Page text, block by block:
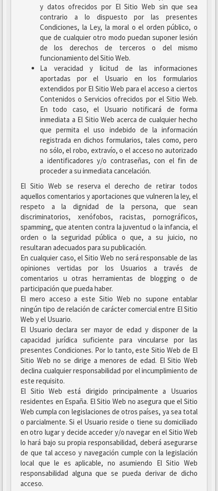
y datos ofrecidos por El Sitio Web sin que sea
contrario a lo dispuesto por las presentes
Condiciones, la Ley, la moral o el orden público, o
que de cualquier otro modo puedan suponer lesión
de los derechos de terceros o del mismo
funcionamiento del Sitio Web.
La veracidad y licitud de las informaciones
aportadas por el Usuario en los formularios
extendidos por El Sitio Web para el acceso a ciertos
Contenidos o Servicios ofrecidos por el Sitio Web.
En todo caso, el Usuario notificará de forma
inmediata a El Sitio Web acerca de cualquier hecho
que permita el uso indebido de la información
registrada en dichos formularios, tales como, pero
no sólo, el robo, extravío, o el acceso no autorizado
a identificadores y/o contraseñas, con el fin de
proceder a su inmediata cancelación.
El Sitio Web se reserva el derecho de retirar todos
aquellos comentarios y aportaciones que vulneren la ley, el
respeto a la dignidad de la persona, que sean
discriminatorios, xenófobos, racistas, pornográficos,
spamming, que atenten contra la juventud o la infancia, el
orden o la seguridad pública o que, a su juicio, no
resultaran adecuados para su publicación.
En cualquier caso, el Sitio Web no será responsable de las
opiniones vertidas por los Usuarios a través de
comentarios u otras herramientas de blogging o de
participación que pueda haber.
El mero acceso a este Sitio Web no supone entablar
ningún tipo de relación de carácter comercial entre El Sitio
Web y el Usuario.
El Usuario declara ser mayor de edad y disponer de la
capacidad jurídica suficiente para vincularse por las
presentes Condiciones. Por lo tanto, este Sitio Web de El
Sitio Web no se dirige a menores de edad. El Sitio Web
declina cualquier responsabilidad por el incumplimiento de
este requisito.
El Sitio Web está dirigido principalmente a Usuarios
residentes en España. El Sitio Web no asegura que el Sitio
Web cumpla con legislaciones de otros países, ya sea total
o parcialmente. Si el Usuario reside o tiene su domiciliado
en otro lugar y decide acceder y/o navegar en el Sitio Web
lo hará bajo su propia responsabilidad, deberá asegurarse
de que tal acceso y navegación cumple con la legislación
local que le es aplicable, no asumiendo El Sitio Web
responsabilidad alguna que se pueda derivar de dicho
acceso.